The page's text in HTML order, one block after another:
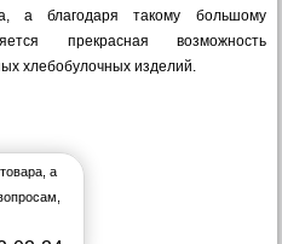
а благодаря такому большому
прекрасная возможность
хлебобулочных изделий.
а